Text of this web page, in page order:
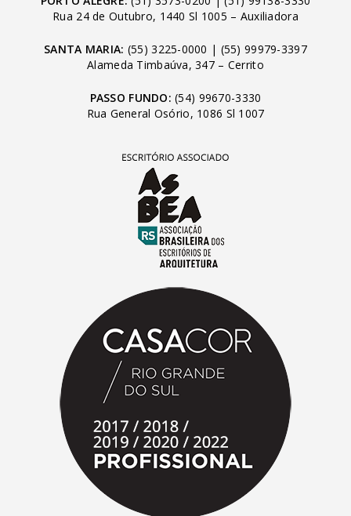
Rua 24 de Outubro, 1440 Sl 1005 – Auxiliadora
SANTA MARIA: (55) 3225-0000 | (55) 99979-3397
Alameda Timbaúva, 347 – Cerrito
PASSO FUNDO: (54) 99670-3330
Rua General Osório, 1086 Sl 1007